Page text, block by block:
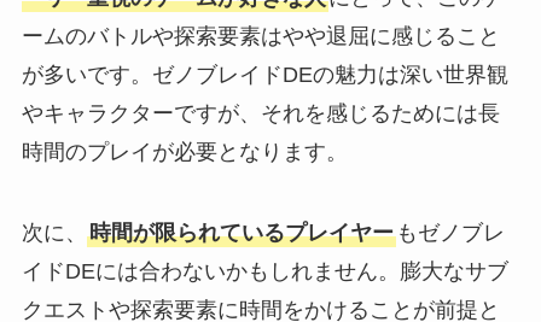
ームのバトルや探索要素はやや退屈に感じること
が多いです。ゼノブレイドDEの魅力は深い世界観
やキャラクターですが、それを感じるためには長
時間のプレイが必要となります。
次に、 時間が限られているプレイヤーもゼノブレ
イドDEには合わないかもしれません。膨大なサブ
クエストや探索要素に時間をかけることが前提と